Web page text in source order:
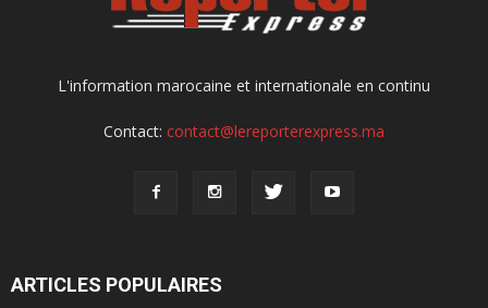
L'information marocaine et internationale en continu
Contact: contact@lereporterexpress.ma
ARTICLES POPULAIRES